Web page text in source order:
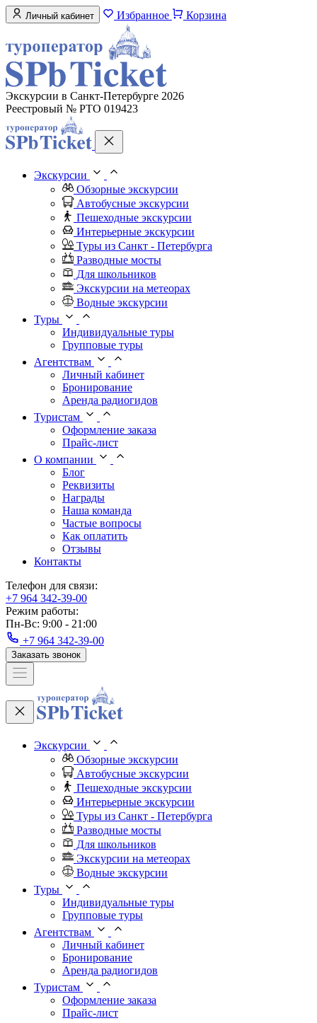
Личный кабинет Избранное Корзина
Экскурсии в Санкт-Петербурге 2026
Реестровый № РТО 019423
Экскурсии
Обзорные экскурсии
Автобусные экскурсии
Пешеходные экскурсии
Интерьерные экскурсии
Туры из Санкт - Петербурга
Разводные мосты
Для школьников
Экскурсии на метеорах
Водные экскурсии
Туры
Индивидуальные туры
Групповые туры
Агентствам
Личный кабинет
Бронирование
Аренда радиогидов
Туристам
Оформление заказа
Прайс-лист
О компании
Блог
Реквизиты
Награды
Наша команда
Частые вопросы
Как оплатить
Отзывы
Контакты
Телефон для связи:
+7 964 342-39-00
Режим работы:
Пн-Вс: 9:00 - 21:00
+7 964 342-39-00
Заказать звонок
Экскурсии
Обзорные экскурсии
Автобусные экскурсии
Пешеходные экскурсии
Интерьерные экскурсии
Туры из Санкт - Петербурга
Разводные мосты
Для школьников
Экскурсии на метеорах
Водные экскурсии
Туры
Индивидуальные туры
Групповые туры
Агентствам
Личный кабинет
Бронирование
Аренда радиогидов
Туристам
Оформление заказа
Прайс-лист